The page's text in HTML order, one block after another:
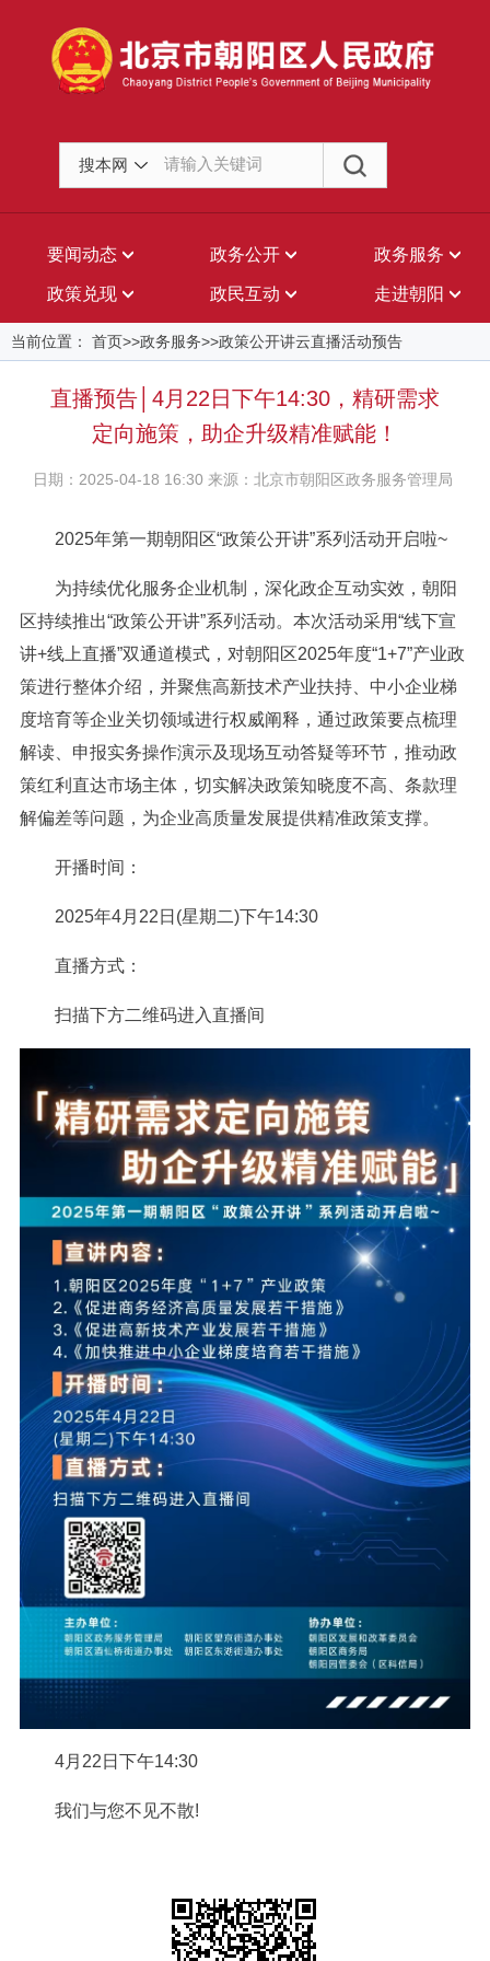
搜本网
要闻动态 政务公开 政务服务
政策兑现 政民互动 走进朝阳
当前位置： 首页>>政务服务>>政策公开讲云直播活动预告
直播预告│4月22日下午14:30，精研需求
定向施策，助企升级精准赋能！
日期：2025-04-18 16:30 来源：北京市朝阳区政务服务管理局
2025年第一期朝阳区“政策公开讲”系列活动开启啦~
为持续优化服务企业机制，深化政企互动实效，朝阳
区持续推出“政策公开讲”系列活动。本次活动采用“线下宣
讲+线上直播”双通道模式，对朝阳区2025年度“1+7”产业政
策进行整体介绍，并聚焦高新技术产业扶持、中小企业梯
度培育等企业关切领域进行权威阐释，通过政策要点梳理
解读、申报实务操作演示及现场互动答疑等环节，推动政
策红利直达市场主体，切实解决政策知晓度不高、条款理
解偏差等问题，为企业高质量发展提供精准政策支撑。
开播时间：
2025年4月22日(星期二)下午14:30
直播方式：
扫描下方二维码进入直播间
4月22日下午14:30
我们与您不见不散!